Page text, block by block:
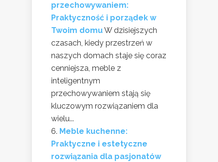
przechowywaniem:
Praktyczność i porządek w
Twoim domuW dzisiejszych
czasach, kiedy przestrzeń w
naszych domach staje się coraz
cenniejsza, meble z
inteligentnym
przechowywaniem stają się
kluczowym rozwiązaniem dla
wielu...
Meble kuchenne:
Praktyczne i estetyczne
rozwiązania dla pasjonatów